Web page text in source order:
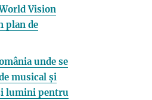
Vision
plan de
unde se
musical și
lumini pentru